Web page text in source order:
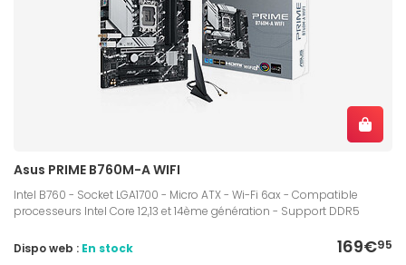
Asus PRIME B760M-A WIFI
Intel B760 - Socket LGA1700 - Micro ATX - Wi-Fi 6ax - Compatible
processeurs Intel Core 12,13 et 14ème génération - Support DDR5
169€95
Dispo web : En stock